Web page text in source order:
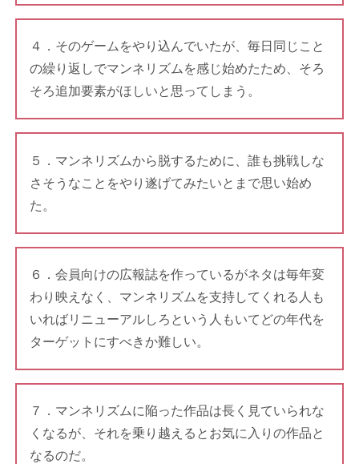
４．そのゲームをやり込んでいたが、毎日同じこと
の繰り返しでマンネリズムを感じ始めたため、そろ
そろ追加要素がほしいと思ってしまう。
５．マンネリズムから脱するために、誰も挑戦しな
さそうなことをやり遂げてみたいとまで思い始め
た。
６．会員向けの広報誌を作っているがネタは毎年変
わり映えなく、マンネリズムを支持してくれる人も
いればリニューアルしろという人もいてどの年代を
ターゲットにすべきか難しい。
７．マンネリズムに陥った作品は長く見ていられな
くなるが、それを乗り越えるとお気に入りの作品と
なるのだ。